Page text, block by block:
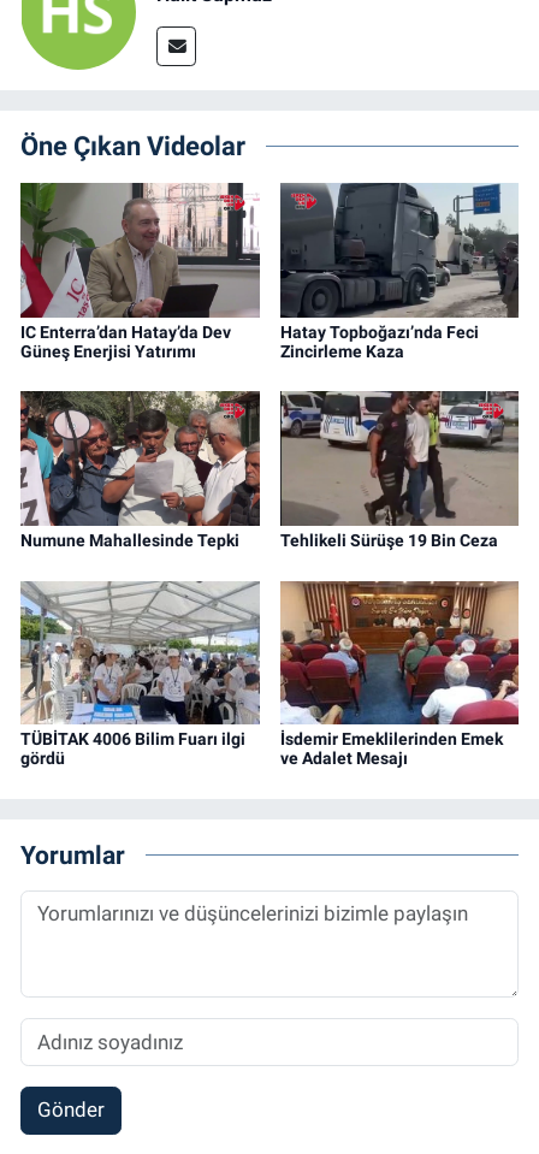
Öne Çıkan Videolar
IC Enterra’dan Hatay’da Dev
Güneş Enerjisi Yatırımı
Hatay Topboğazı’nda Feci
Zincirleme Kaza
Numune Mahallesinde Tepki Tehlikeli Sürüşe 19 Bin Ceza
TÜBİTAK 4006 Bilim Fuarı ilgi
gördü
İsdemir Emeklilerinden Emek
ve Adalet Mesajı
Yorumlar
Gönder